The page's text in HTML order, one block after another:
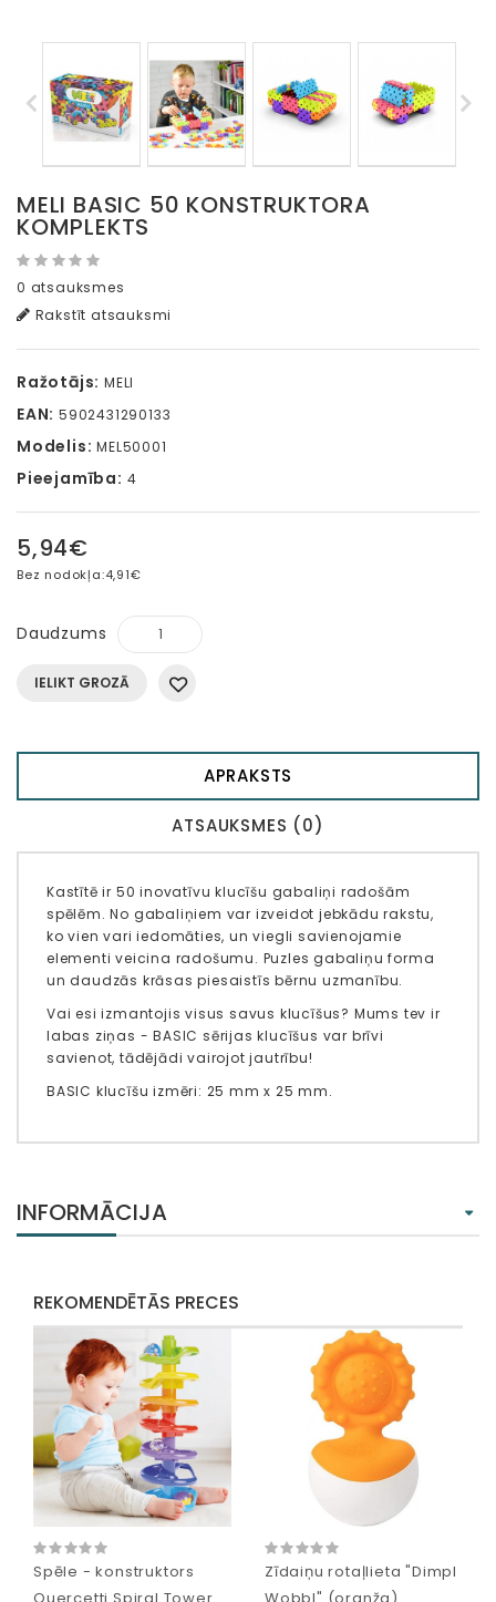
MELI BASIC 50 KONSTRUKTORA
KOMPLEKTS
0 atsauksmes
Rakstīt atsauksmi
Ražotājs: MELI
EAN: 5902431290133
Modelis: MEL50001
Pieejamība: 4
5,94€
Bez nodokļa:4,91€
Daudzums
IELIKT GROZĀ
APRAKSTS
ATSAUKSMES (0)
Kastītē ir 50 inovatīvu klucīšu gabaliņi radošām
spēlēm. No gabaliņiem var izveidot jebkādu rakstu,
ko vien vari iedomāties, un viegli savienojamie
elementi veicina radošumu. Puzles gabaliņu forma
un daudzās krāsas piesaistīs bērnu uzmanību.
Vai esi izmantojis visus savus klucīšus? Mums tev ir
labas ziņas - BASIC sērijas klucīšus var brīvi
savienot, tādējādi vairojot jautrību!
BASIC klucīšu izmēri: 25 mm x 25 mm.
INFORMĀCIJA
REKOMENDĒTĀS PRECES
Spēle - konstruktors
Zīdaiņu rotaļlieta "Dimpl